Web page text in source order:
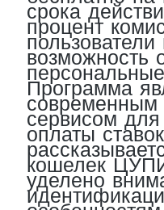
срока
процент
возможность
Программа
сервисом
оплаты
кошелек
уделено